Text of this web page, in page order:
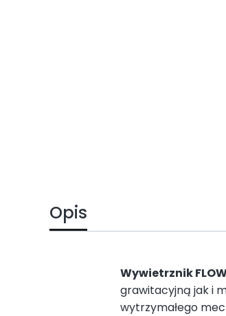
Opis
Wywietrznik
grawitacyjną jak i
wytrzymałego